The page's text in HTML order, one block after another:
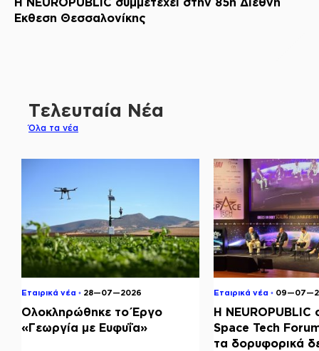
Έκθεση Θεσσαλονίκης
Τελευταία Νέα
Όλα τα νέα
Εταιρικά νέα ◦ 28—07—2026
Ολοκληρώθηκε το Έργο
«Γεωργία με Ευφυΐα»
Εταιρικά νέα ◦
Η NEUROPUBLIC
Space Tech
τα δορυφορικά